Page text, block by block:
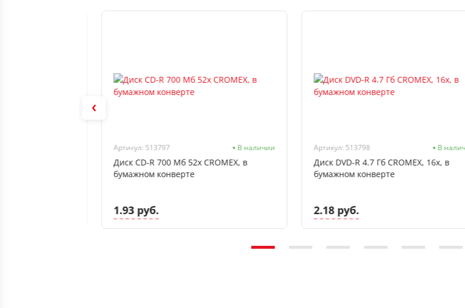
Артикул: 513797 В наличии
Диск CD-R 700 Мб 52х CROMEX, в
бумажном конверте
1.93 руб.
Артикул: 513798 В
Диск DVD-R 4.7 Гб CROMEX, 16х, в
бумажном конверте
2.18 руб.